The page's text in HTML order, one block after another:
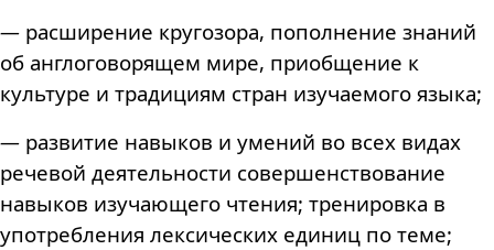
— расширение кругозора, пополнение знаний
об англоговорящем мире, приобщение к
культуре и традициям стран изучаемого языка;
— развитие навыков и умений во всех видах
речевой деятельности совершенствование
навыков изучающего чтения; тренировка в
употребления лексических единиц по теме;